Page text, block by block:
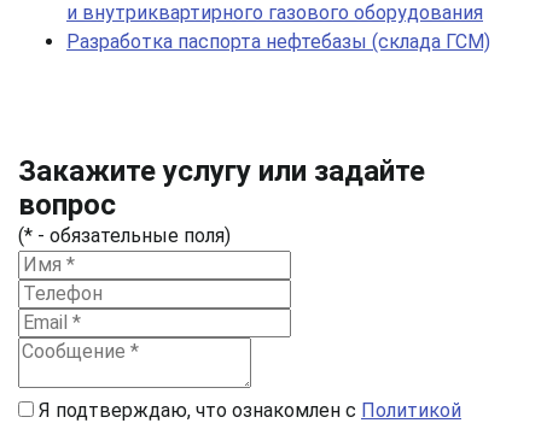
и внутриквартирного газового оборудования
Разработка паспорта нефтебазы (склада ГСМ)
Закажите услугу или задайте
вопрос
(* - обязательные поля)
Я подтверждаю, что ознакомлен с Политикой